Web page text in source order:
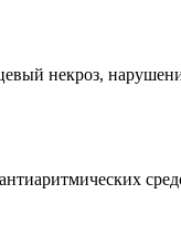
некроз,